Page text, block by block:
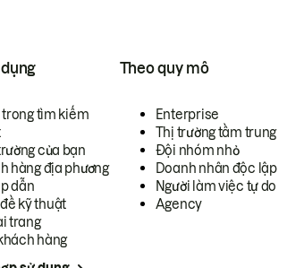
trong tìm kiếm
của bạn
hàng địa phương
dẫn
kỹ thuật
trang
hàng
Theo quy mô
Enterprise
Thị trường tầm trung
Đội nhóm nhỏ
Doanh nhân độc lập
Người làm việc tự do
Agency